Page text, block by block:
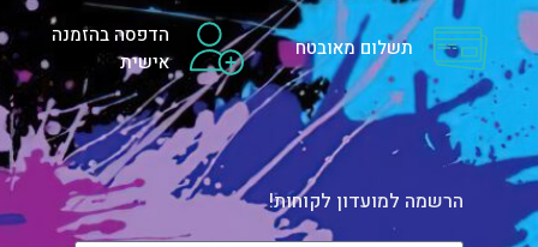
תשלום מאובטח
הדפסה בהזמנה
אישית
הרשמה למועדון לקוחות!